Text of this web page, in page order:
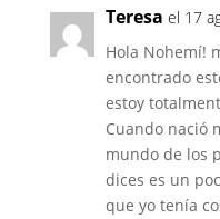
Teresa el 17
Hola Nohemí!
encontrado
estoy
Cuando nació
mundo de los
dices es un
que yo tenía